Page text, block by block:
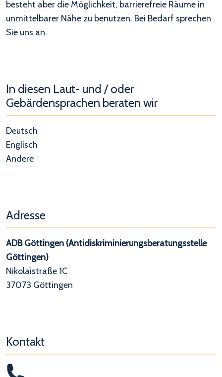
besteht aber die Möglichkeit, barrierefreie Räume in
unmittelbarer Nähe zu benutzen. Bei Bedarf sprechen
Sie uns an.
In diesen Laut- und / oder
Gebärdensprachen beraten wir
Deutsch
Englisch
Andere
Adresse
ADB Göttingen (Antidiskriminierungsberatungsstelle
Göttingen)
Nikolaistraße 1C
37073 Göttingen
Kontakt